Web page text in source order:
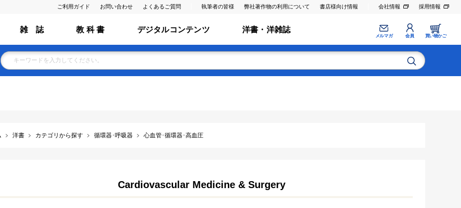
ご利用ガイド お問い合わせ よくあるご質問 執筆者の皆様 弊社著作物の利用について 書店様向け情報 会社情報 採用情報
雑 誌 教 科 書 デジタルコンテンツ 洋書・洋雑誌
メルマガ 会員 買い物かご
洋書 カテゴリから探す 循環器･呼吸器 心血管･循環器･高血圧
Cardiovascular Medicine & Surgery